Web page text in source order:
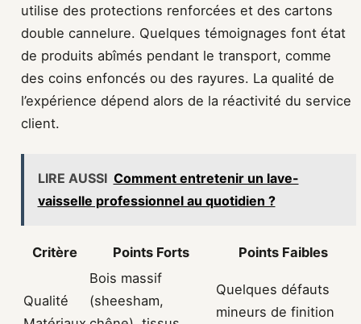
utilise des protections renforcées et des cartons
double cannelure. Quelques témoignages font état
de produits abîmés pendant le transport, comme
des coins enfoncés ou des rayures. La qualité de
l’expérience dépend alors de la réactivité du service
client.
LIRE AUSSI Comment entretenir un lave-
vaisselle professionnel au quotidien ?
Critère Points Forts Points Faibles
Qualité
Bois massif
(sheesham,
Quelques défauts
mineurs de finition